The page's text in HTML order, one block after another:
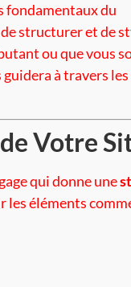
fondamentaux du
structurer et de
ou que vous
à travers les
Votre
qui donne une
les éléments